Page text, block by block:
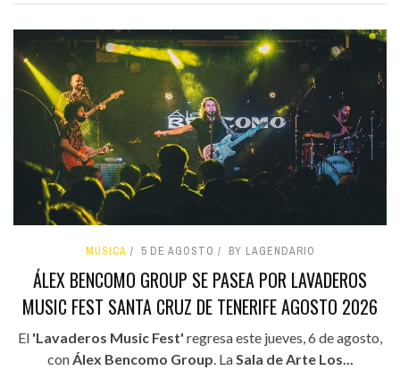
MÚSICA 5 DE AGOSTO BY LAGENDARIO
ÁLEX BENCOMO GROUP SE PASEA POR LAVADEROS
MUSIC FEST SANTA CRUZ DE TENERIFE AGOSTO 2026
El 'Lavaderos Music Fest' regresa este jueves, 6 de agosto,
conÁlex Bencomo Group. LaSala de Arte Los...